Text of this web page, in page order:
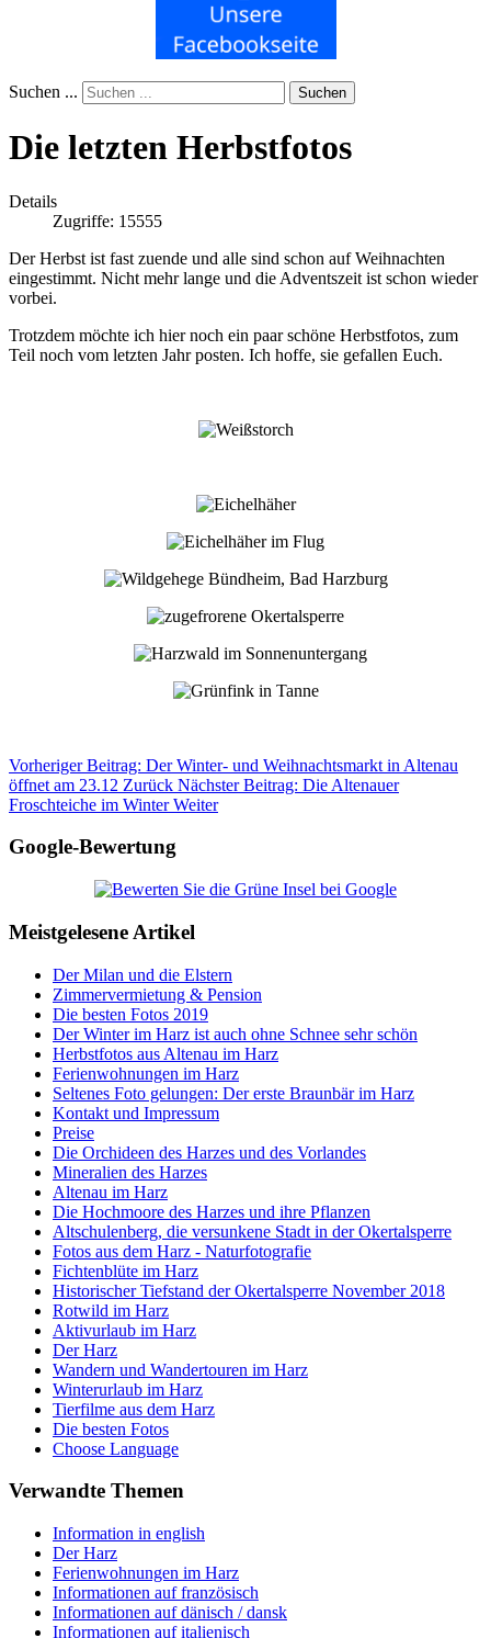
Suchen ... Suchen
Die letzten Herbstfotos
Details
Zugriffe: 15555
Der Herbst ist fast zuende und alle sind schon auf Weihnachten
eingestimmt. Nicht mehr lange und die Adventszeit ist schon wieder
vorbei.
Trotzdem möchte ich hier noch ein paar schöne Herbstfotos, zum
Teil noch vom letzten Jahr posten. Ich hoffe, sie gefallen Euch.
Vorheriger Beitrag: Der Winter- und Weihnachtsmarkt in Altenau
öffnet am 23.12 Zurück Nächster Beitrag: Die Altenauer
Froschteiche im WinterWeiter
Google-Bewertung
Meistgelesene Artikel
Der Milan und die Elstern
Zimmervermietung & Pension
Die besten Fotos 2019
Der Winter im Harz ist auch ohne Schnee sehr schön
Herbstfotos aus Altenau im Harz
Ferienwohnungen im Harz
Seltenes Foto gelungen: Der erste Braunbär im Harz
Kontakt und Impressum
Preise
Die Orchideen des Harzes und des Vorlandes
Mineralien des Harzes
Altenau im Harz
Die Hochmoore des Harzes und ihre Pflanzen
Altschulenberg, die versunkene Stadt in der Okertalsperre
Fotos aus dem Harz - Naturfotografie
Fichtenblüte im Harz
Historischer Tiefstand der Okertalsperre November 2018
Rotwild im Harz
Aktivurlaub im Harz
Der Harz
Wandern und Wandertouren im Harz
Winterurlaub im Harz
Tierfilme aus dem Harz
Die besten Fotos
Choose Language
Verwandte Themen
Information in english
Der Harz
Ferienwohnungen im Harz
Informationen auf französisch
Informationen auf dänisch / dansk
Informationen auf italienisch